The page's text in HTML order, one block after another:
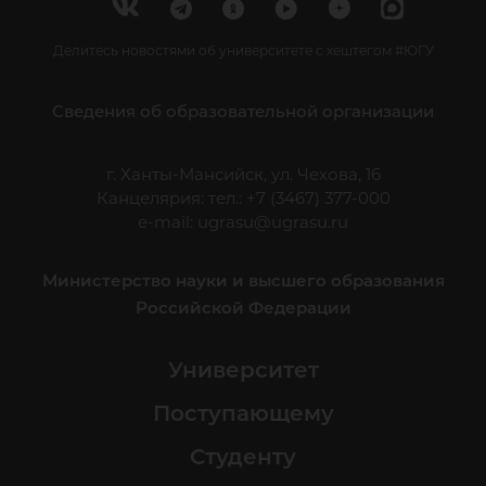
Делитесь новостями об университете с хештегом #ЮГУ
Сведения об образовательной организации
г. Ханты-Мансийск, ул. Чехова, 16
Канцелярия: тел.: +7 (3467) 377-000
e-mail:
ugrasu@ugrasu.ru
Министерство науки и высшего образования
Российской Федерации
Университет
Поступающему
Студенту